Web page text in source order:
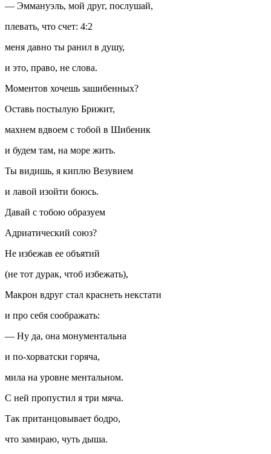
— Эммануэль, мой друг, послушай,
плевать, что счет: 4:2
меня давно ты ранил в душу,
и это, право, не слова.
Моментов хочешь зашибенных?
Оставь постылую Брижит,
махнем вдвоем с тобой в Шибеник
и будем там, на море жить.
Ты видишь, я киплю Везувием
и лавой изойти боюсь.
Давай с тобою образуем
Адриатический союз?
Не избежав ее объятий
(не тот дурак, чтоб избежать),
Макрон вдруг стал краснеть некстати
и про себя соображать:
— Ну да, она монументальна
и по-хорватски горяча,
мила на уровне ментальном.
С ней пропустил я три мяча.
Так пританцовывает бодро,
что замираю, чуть дыша.